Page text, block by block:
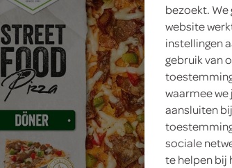
bezoekt.
website
instellingen
gebruik van
waarmee
aansluiten
sociale
te helpen bij